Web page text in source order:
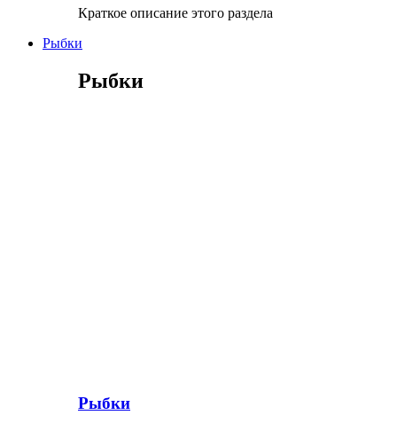
Краткое описание этого раздела
Рыбки
Рыбки
Рыбки